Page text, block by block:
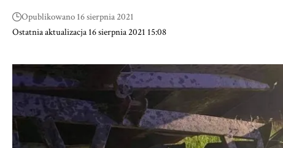
Ostatnia aktualizacja 16 sierpnia 2021 15:08
Opublikowano 16 sierpnia 2021